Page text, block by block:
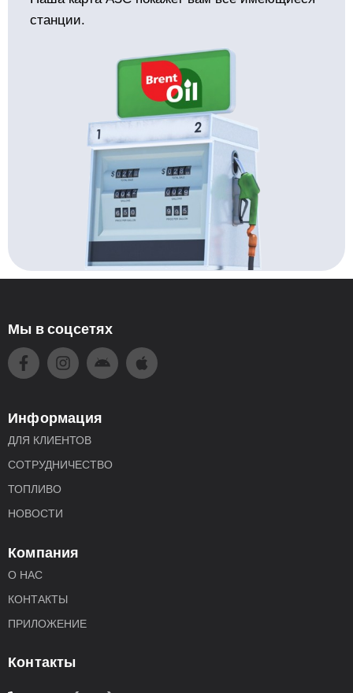
станции.
Мы в соцсетях
Информация
ДЛЯ КЛИЕНТОВ
СОТРУДНИЧЕСТВО
ТОПЛИВО
НОВОСТИ
Компания
О НАС
КОНТАКТЫ
ПРИЛОЖЕНИЕ
Контакты